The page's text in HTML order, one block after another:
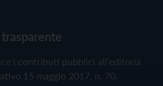
i contributi pubblici all'editoria
15 maggio 2017, n. 70.